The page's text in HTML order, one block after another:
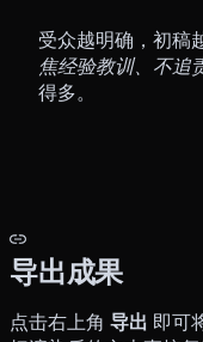
受众越明确，初稿
焦经验教训、不追
得多。
导出成果
点击右上角 导出 即可